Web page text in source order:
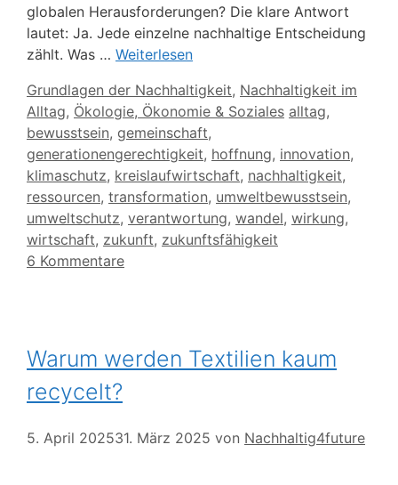
globalen Herausforderungen? Die klare Antwort
lautet: Ja. Jede einzelne nachhaltige Entscheidung
zählt. Was … Weiterlesen
Kategorien
Grundlagen der Nachhaltigkeit, Nachhaltigkeit im
Alltag, Ökologie, Ökonomie & Soziales Schlagwörter
alltag,
bewusstsein, gemeinschaft,
generationengerechtigkeit, hoffnung, innovation,
klimaschutz, kreislaufwirtschaft, nachhaltigkeit,
ressourcen, transformation, umweltbewusstsein,
umweltschutz, verantwortung, wandel, wirkung,
wirtschaft, zukunft, zukunftsfähigkeit
6 Kommentare
Warum werden Textilien kaum
recycelt?
5. April 202531. März 2025 von Nachhaltig4future